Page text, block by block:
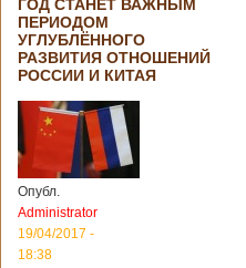
ГОД СТАНЕТ ВАЖНЫМ
ПЕРИОДОМ
УГЛУБЛЁННОГО
РАЗВИТИЯ ОТНОШЕНИЙ
РОССИИ И КИТАЯ
Опубл.
Administrator
19/04/2017 -
18:38